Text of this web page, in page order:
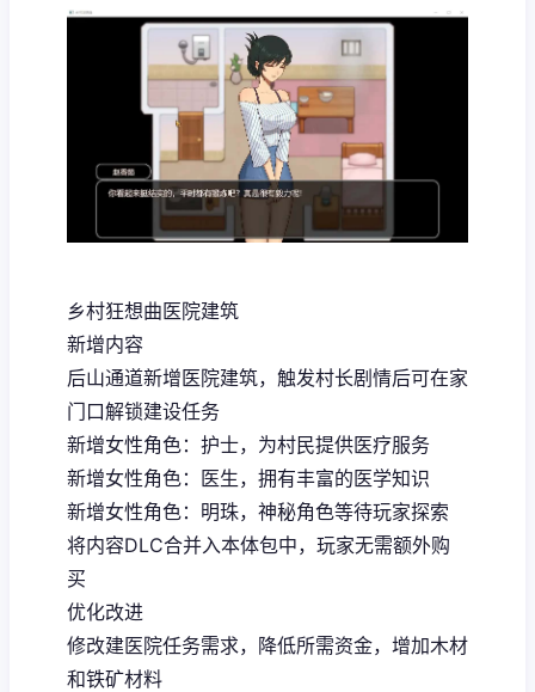
乡村狂想曲医院建筑
新增内容
后山通道新增医院建筑，触发村长剧情后可在家
门口解锁建设任务
新增女性角色：护士，为村民提供医疗服务
新增女性角色：医生，拥有丰富的医学知识
新增女性角色：明珠，神秘角色等待玩家探索
将内容DLC合并入本体包中，玩家无需额外购
买
优化改进
修改建医院任务需求，降低所需资金，增加木材
和铁矿材料